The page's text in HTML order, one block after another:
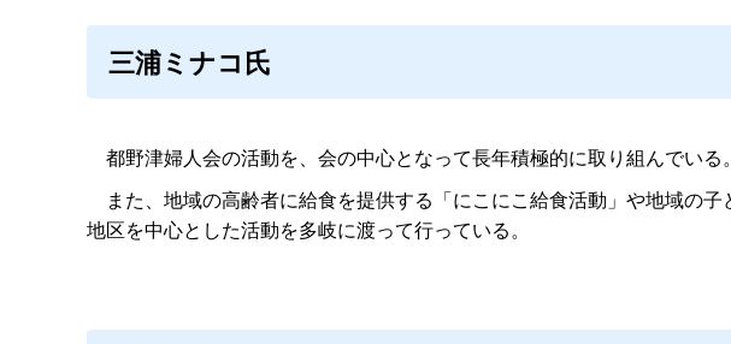
三浦ミナコ氏
都野津婦人会の活動を、会の中心となって長年積極的に取り組んでいる
また、地域の高齢者に給食を提供する「にこにこ給食活動」や地域の
地区を中心とした活動を多岐に渡って行っている。